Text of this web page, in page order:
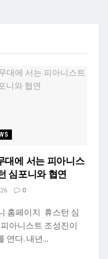
대에 서는 피아니스
심포니와 협연
0
홈페이지 휴스턴 심
아니스트 조성진이
연다. 내년...